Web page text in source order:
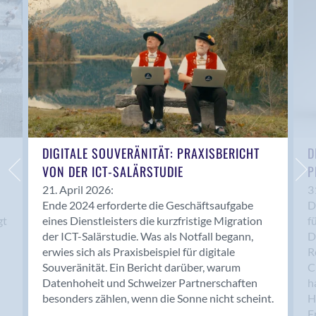
Anwil
Appenzell
Au SG
Baar
Baden
Balsthal
Balzers
Basel
Bassersdorf
Belp
Bendern
Benken (SG)
Bergdietikon
Berlin
Bern
Bern - Liebefeld
DIGITALE SOUVERÄNITÄT: PRAXISBERICHT
VON DER ICT-SALÄRSTUDIE
21. April 2026:
Ende 2024 erforderte die Geschäftsaufgabe
eines Dienstleisters die kurzfristige Migration
der ICT-Salärstudie. Was als Notfall begann,
erwies sich als Praxisbeispiel für digitale
Souveränität. Ein Bericht darüber, warum
Datenhoheit und Schweizer Partnerschaften
besonders zählen, wenn die Sonne nicht scheint.